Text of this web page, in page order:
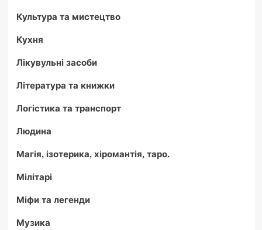
Культура та мистецтво
Кухня
Лікувульні засоби
Література та книжки
Логістика та транспорт
Людина
Магія, ізотерика, хіромантія, таро.
Мілітарі
Міфи та легенди
Музика